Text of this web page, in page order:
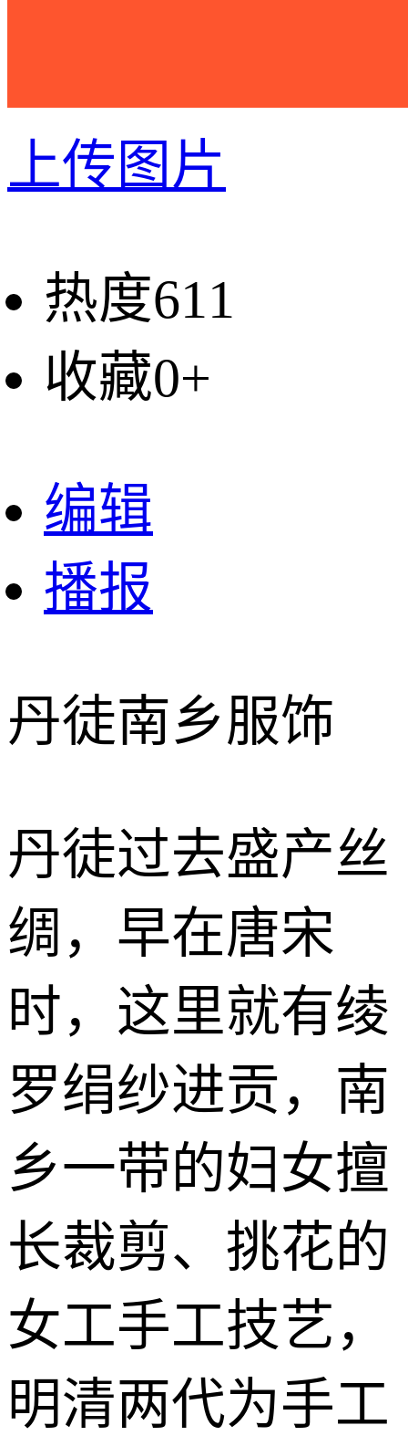
上传图片
热度611
收藏0+
编辑
播报
丹徒南乡服饰
丹徒过去盛产丝
绸，早在唐宋
时，这里就有绫
罗绢纱进贡，南
乡一带的妇女擅
长裁剪、挑花的
女工手工技艺，
明清两代为手工